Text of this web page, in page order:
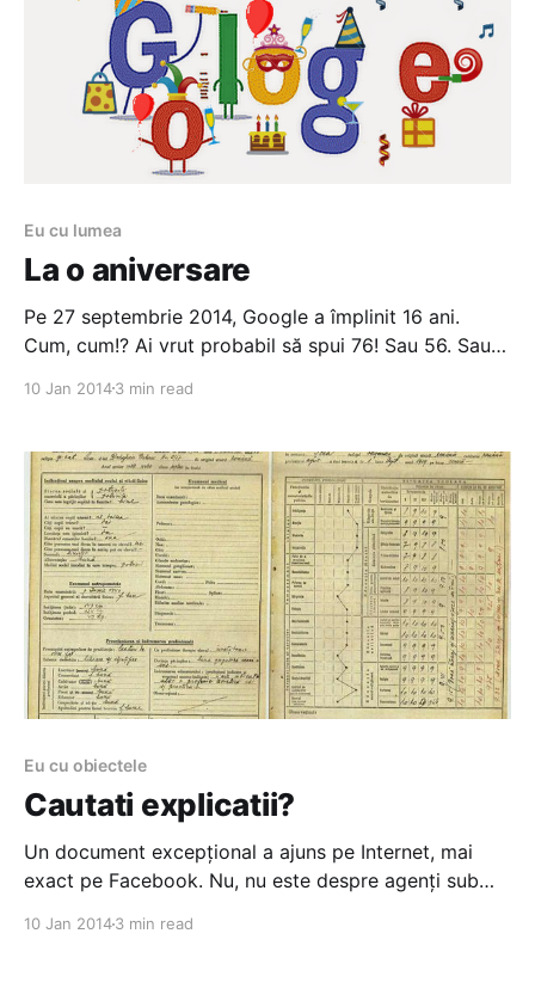
Eu cu lumea
La o aniversare
Pe 27 septembrie 2014, Google a împlinit 16 ani.
Cum, cum!? Ai vrut probabil să spui 76! Sau 56. Sau
care, în Statele Unite, îți poți lua carnet de conducere
moneda
10 Jan 20143 min read
Eu cu obiectele
Cautati explicatii?
Un document excepțional a ajuns pe Internet, mai
exact pe Facebook. Nu, nu este despre agenți sub
10 Jan 20143 min read